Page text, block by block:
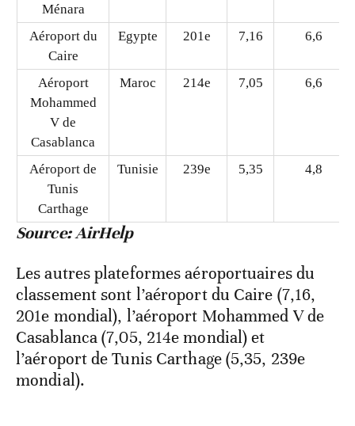
Ménara
Aéroport du
Caire
Egypte 201e 7,16 6,6
Aéroport
Mohammed
V de
Casablanca
Maroc 214e 7,05 6,6
Aéroport de
Tunis
Carthage
Tunisie 239e 5,35 4,8
Source: AirHelp
Les autres plateformes aéroportuaires du
classement sont l’aéroport du Caire (7,16,
201e mondial), l’aéroport Mohammed V de
Casablanca (7,05, 214e mondial) et
l’aéroport de Tunis Carthage (5,35, 239e
mondial).